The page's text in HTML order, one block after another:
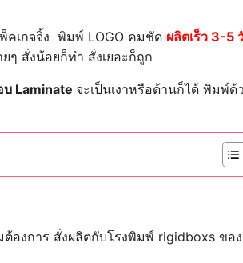
คเกจจิ้ง พิมพ์ LOGO คมชัด ผลิตเร็ว 3-5
สั่งน้อยก็ทำ สั่งเยอะก็ถูก
บ Laminate จะเป็นเงาหรือด้านก็ได้ พิมพ์ด้
งการ สั่งผลิตกับโรงพิมพ์ rigidboxs ของ